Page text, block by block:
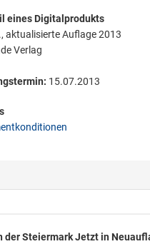
eines Digitalprodukts
aktualisierte Auflage 2013
Verlag
15.07.2013
der Steiermark Jetzt in